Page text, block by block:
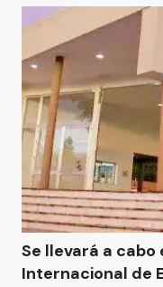
Se llevará a cabo
Internacional de